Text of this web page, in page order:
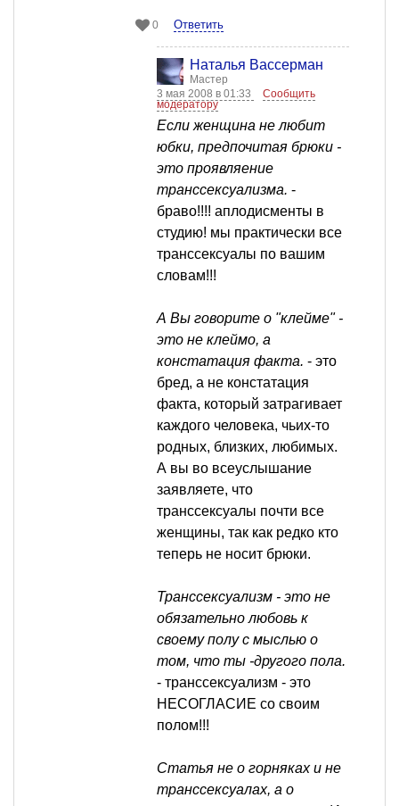
0 Ответить
Наталья Вассерман
Мастер
3 мая 2008 в 01:33
Сообщить
модератору
Если женщина не любит
юбки, предпочитая брюки -
это проявляение
транссексуализма. -
браво!!!! аплодисменты в
студию! мы практически все
транссексуалы по вашим
словам!!!
А Вы говорите о "клейме" -
это не клеймо, а
констатация факта. - это
бред, а не констатация
факта, который затрагивает
каждого человека, чьих-то
родных, близких, любимых.
А вы во всеуслышание
заявляете, что
транссексуалы почти все
женщины, так как редко кто
теперь не носит брюки.
Транссексуализм - это не
обязательно любовь к
своему полу с мыслью о
том, что ты -другого пола.
- транссексуализм - это
НЕСОГЛАСИЕ со своим
полом!!!
Статья не о горняках и не
транссексуалах, а о